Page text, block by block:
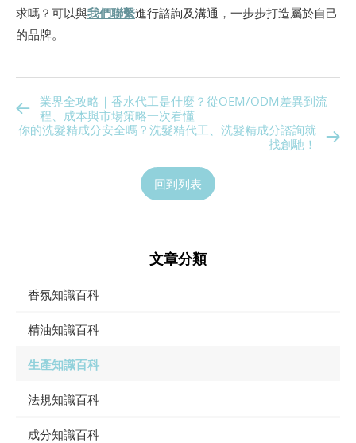
求嗎？可以與我們聯繫進行諮詢及溝通，一步步打造屬於自己
的品牌。
業界全攻略｜香水代工是什麼？從OEM/ODM差異到流
程、成本與市場策略一次看懂
你的洗髮精成分安全嗎？洗髮精代工、洗髮精成分諮詢就
找創馳！
回到列表
文章分類
香氛知識百科
精油知識百科
生產知識百科
法規知識百科
成分知識百科